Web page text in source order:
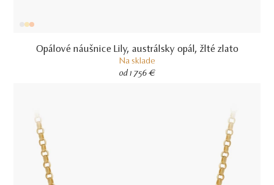
Opálové náušnice Lily, austrálsky opál, žlté zlato
Na sklade
od 1 756 €